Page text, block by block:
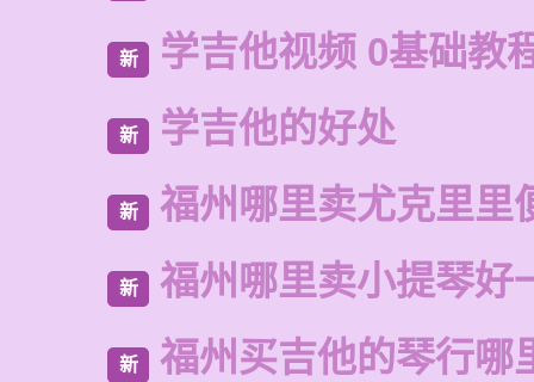
新 学吉他视频 0基础教
新 学吉他的好处
新 福州哪里卖尤克里里
新 福州哪里卖小提琴好
新 福州买吉他的琴行哪